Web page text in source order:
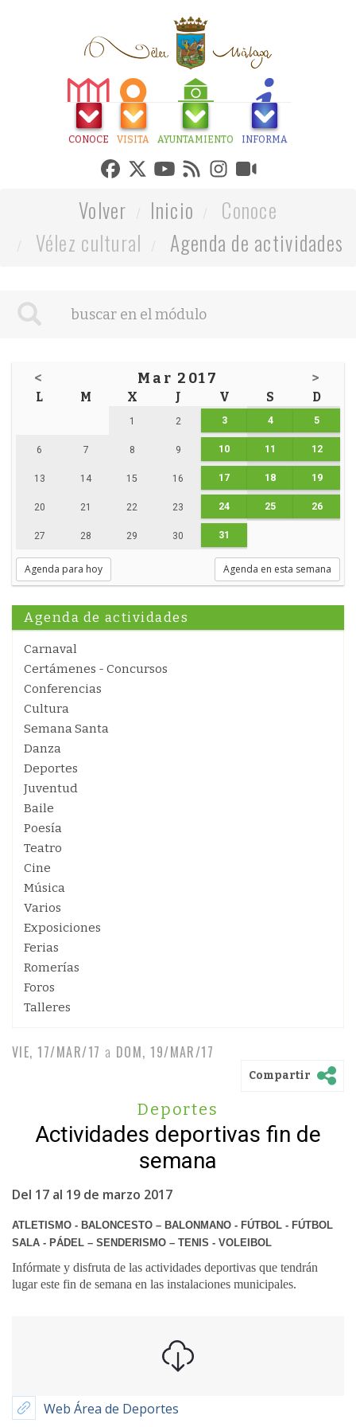
CONOCE VISITA AYUNTAMIENTO INFORMA
Volver Inicio
Conoce
Vélez cultural
Agenda de actividades
< Mar 2017 >
L M X J V S D
1 2 3 4 5
6 7 8 9 10 11 12
13 14 15 16 17 18 19
20 21 22 23 24 25 26
27 28 29 30 31
Agenda para hoy Agenda en esta semana
Agenda de actividades
Carnaval
Certámenes - Concursos
Conferencias
Cultura
Semana Santa
Danza
Deportes
Juventud
Baile
Poesía
Teatro
Cine
Música
Varios
Exposiciones
Ferias
Romerías
Foros
Talleres
VIE, 17/MAR/17 a DOM, 19/MAR/17
Compartir
Deportes
Actividades deportivas fin de
semana
Del 17 al 19 de marzo 2017
ATLETISMO - BALONCESTO – BALONMANO - FÚTBOL - FÚTBOL
SALA - PÁDEL – SENDERISMO – TENIS - VOLEIBOL
Infórmate y disfruta de las actividades deportivas que tendrán
lugar este fin de semana en las instalaciones municipales.
Web Área de Deportes